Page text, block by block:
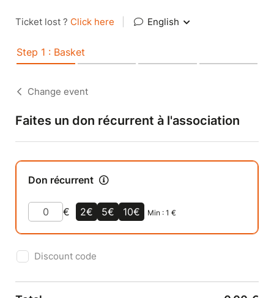
Ticket lost ? Click here English
Step 1 : Basket
Change event
Faites un don récurrent à l'association
Don récurrent
€ 2€ 5€ 10€ Min : 1 €
Discount code